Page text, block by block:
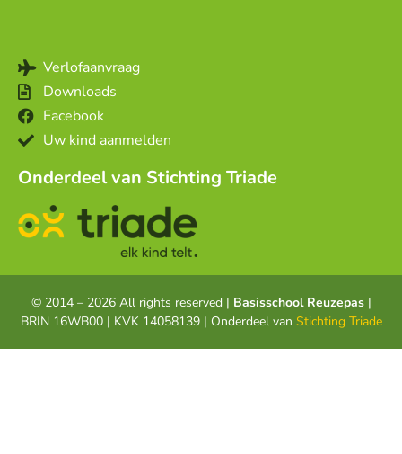
Verlofaanvraag
Downloads
Facebook
Uw kind aanmelden
Onderdeel van Stichting Triade
© 2014 – 2026 All rights reserved | Basisschool Reuzepas|
BRIN 16WB00 | KVK 14058139 | Onderdeel van Stichting Triade